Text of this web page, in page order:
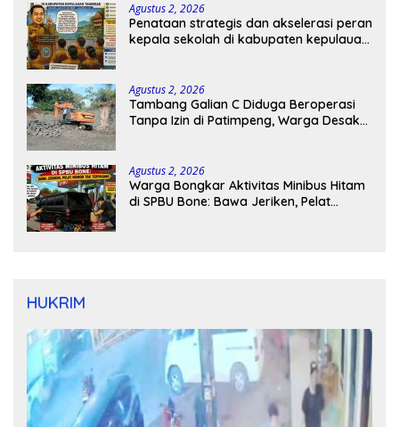
Agustus 2, 2026
Penataan strategis dan akselerasi peran
kepala sekolah di kabupaten kepulauan
Agustus 2, 2026
Tambang Galian C Diduga Beroperasi
Tanpa Izin di Patimpeng, Warga Desak
Agustus 2, 2026
Warga Bongkar Aktivitas Minibus Hitam
di SPBU Bone: Bawa Jeriken, Pelat
HUKRIM